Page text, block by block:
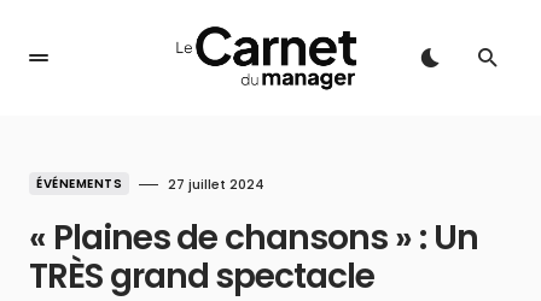
ÉVÉNEMENTS 27 juillet 2024
« Plaines de chansons » : Un
TRÈS grand spectacle